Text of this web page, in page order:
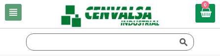

0
